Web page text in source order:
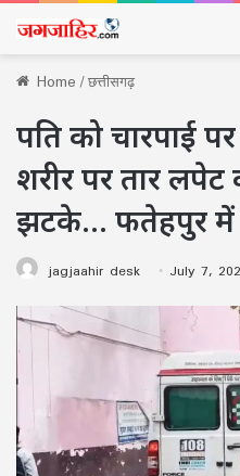
Home/छत्तीसगढ़
पति को चारपाई
शरीर पर तार
झटके… फतेहपुर में
jagjaahir desk July 7,